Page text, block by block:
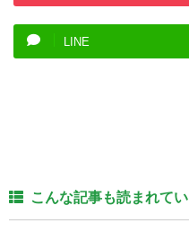
LINE
こんな記事も読まれて